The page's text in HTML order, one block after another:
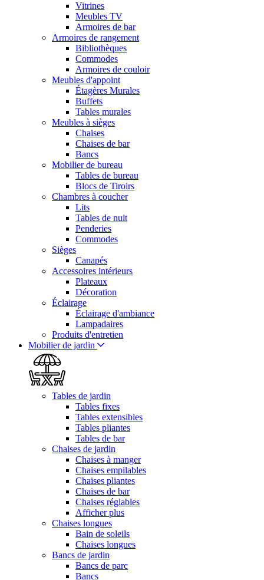
Vitrines
Meubles TV
Armoires de bar
Armoires de rangement
Bibliothèques
Commodes
Armoires de couloir
Meubles d'appoint
Étagères Murales
Buffets
Tables murales
Meubles à sièges
Chaises
Chaises de bar
Bancs
Mobilier de bureau
Tables de bureau
Blocs de Tiroirs
Chambres à coucher
Lits
Tables de nuit
Penderies
Commodes
Sièges
Canapés
Accessoires intérieurs
Plateaux
Décoration
Éclairage
Éclairage d'ambiance
Lampadaires
Produits d'entretien
Mobilier de jardin
Tables de jardin
Tables fixes
Tables extensibles
Tables pliantes
Tables de bar
Chaises de jardin
Chaises à manger
Chaises empilables
Chaises pliantes
Chaises de bar
Chaises réglables
Afficher plus
Chaises longues
Bain de soleils
Chaises longues
Bancs de jardin
Bancs de parc
Bancs